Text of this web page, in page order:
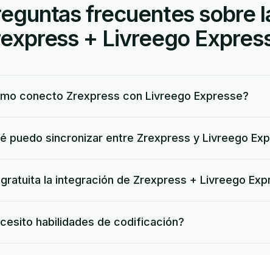
frecuentes sobre
+ Livreego
conecto Zrexpress con Livreego Expresse?
puedo sincronizar entre Zrexpress y Livreego
gratuita la integración de Zrexpress + Livreego
habilidades de codificación?